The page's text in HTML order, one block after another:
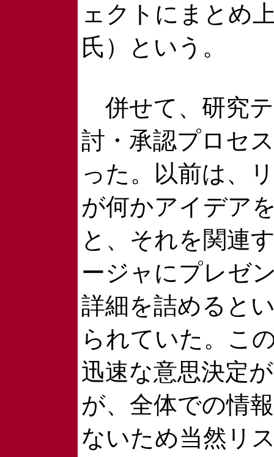
ェクトにまとめ
氏）という。
併せて、研究
討・承認プロセ
った。以前は、
が何かアイデア
と、それを関連
ージャにプレゼ
詳細を詰めると
られていた。こ
迅速な意思決定
が、全体での情
ないため当然リ